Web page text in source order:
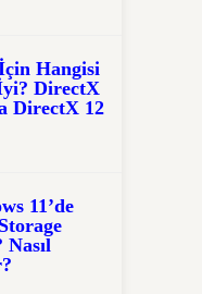
Hangisi
DirectX
DirectX 12
11’de
Nasıl